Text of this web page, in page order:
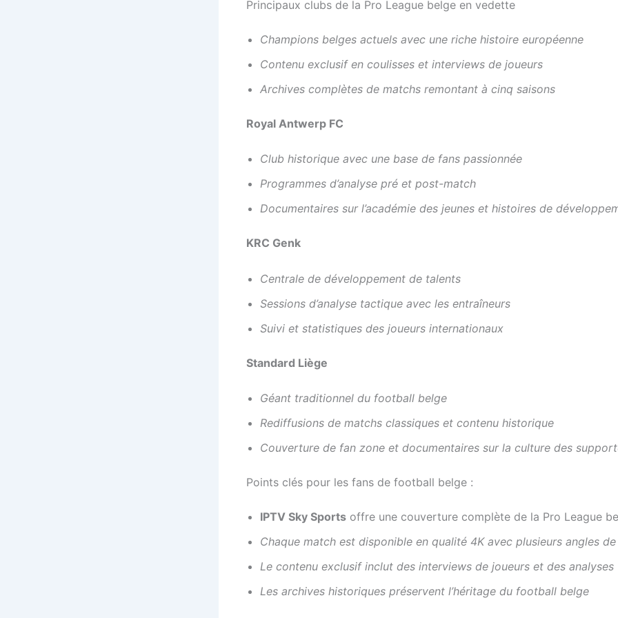
Principaux clubs de la Pro League belge en vedette
Champions belges actuels avec une riche histoire européenne
Contenu exclusif en coulisses et interviews de joueurs
Archives complètes de matchs remontant à cinq saisons
Royal Antwerp FC
Club historique avec une base de fans passionnée
Programmes d’analyse pré et post-match
Documentaires sur l’académie des jeunes et histoires de
KRC Genk
Centrale de développement de talents
Sessions d’analyse tactique avec les entraîneurs
Suivi et statistiques des joueurs internationaux
Standard Liège
Géant traditionnel du football belge
Rediffusions de matchs classiques et contenu historique
Couverture de fan zone et documentaires sur la culture des
Points clés pour les fans de football belge :
IPTV Sky Sports offre une couverture complète de la Pro League
Chaque match est disponible en qualité 4K avec plusieurs angles
Le contenu exclusif inclut des interviews de joueurs et des
Les archives historiques préservent l’héritage du football belge